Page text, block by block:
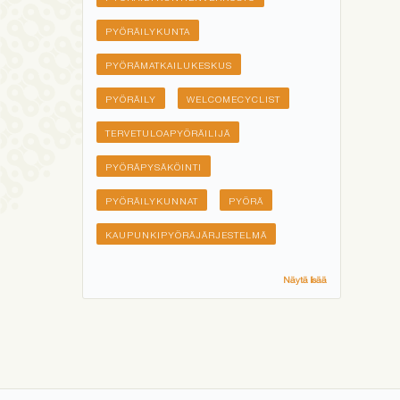
PYÖRÄILYKUNTA
PYÖRÄMATKAILUKESKUS
PYÖRÄILY WELCOMECYCLIST
TERVETULOAPYÖRÄILIJÄ
PYÖRÄPYSÄKÖINTI
PYÖRÄILYKUNNAT PYÖRÄ
KAUPUNKIPYÖRÄJÄRJESTELMÄ
Näytä lisää